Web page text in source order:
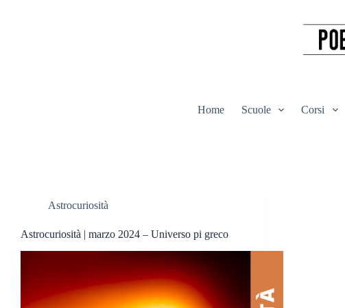
Home Scuole Corsi
Astrocuriosità
Astrocuriosità | marzo 2024 – Universo pi greco